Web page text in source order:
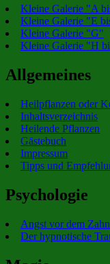
Kleine Galerie "A
Kleine Galerie "E
Kleine Galerie "G"
Kleine Galerie "H
Allgemeines
Heilpflanzen oder
Inhaltsverzeichnis
Heilende Pflanzen
Gästebuch
Impressum
Tipps und
Psychologie
Angst vor dem
Der hypnotische